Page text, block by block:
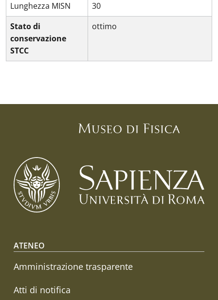
Lunghezza MISN
30
Stato di
conservazione
STCC
ottimo
Footer menu
ATENEO
Amministrazione trasparente
Atti di notifica